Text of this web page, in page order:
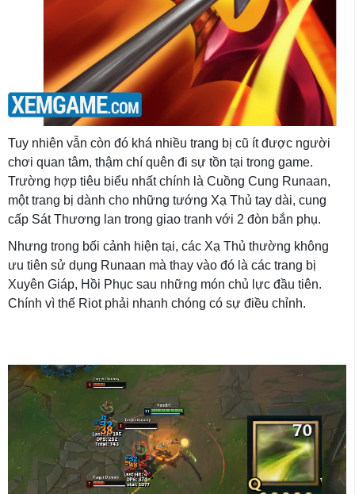
Tuy nhiên vẫn còn đó khá nhiều trang bị cũ ít được người
chơi quan tâm, thậm chí quên đi sự tồn tại trong game.
Trường hợp tiêu biểu nhất chính là Cuồng Cung Runaan,
một trang bị dành cho những tướng Xạ Thủ tay dài, cung
cấp Sát Thương lan trong giao tranh với 2 đòn bắn phụ.
Nhưng trong bối cảnh hiện tại, các Xạ Thủ thường không
ưu tiên sử dụng Runaan mà thay vào đó là các trang bị
Xuyên Giáp, Hồi Phục sau những món chủ lực đầu tiên.
Chính vì thế Riot phải nhanh chóng có sự điều chỉnh.